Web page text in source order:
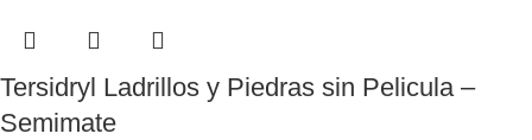
Tersidryl Ladrillos y Piedras sin Pelicula –
Semimate